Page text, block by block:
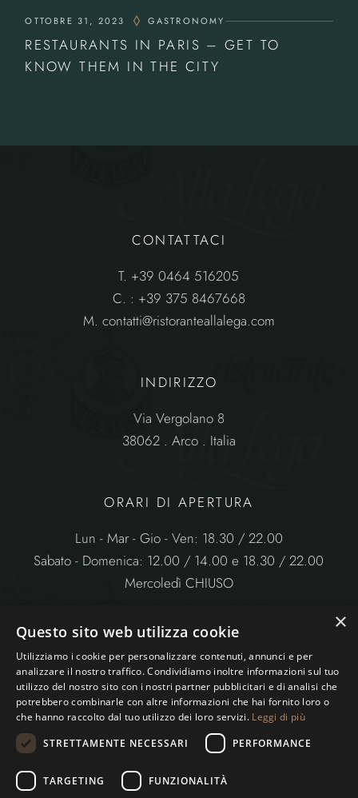
OTTOBRE 31, 2023 GASTRONOMY
RESTAURANTS IN PARIS – GET TO
KNOW THEM IN THE CITY
CONTATTACI
T. +39 0464 516205
C. : +39 375 8467668
M. contatti@ristoranteallalega.com
INDIRIZZO
Via Vergolano 8
38062 . Arco . Italia
ORARI DI APERTURA
Lun - Mar - Gio - Ven: 18.30 / 22.00
Sabato - Domenica: 12.00 / 14.00 e 18.30 / 22.00
Mercoledì CHIUSO
Ristorante Alla Lega – P.IVA 02 77962 0224 |
Privacy Policy
×
Questo sito web utilizza cookie
Utilizziamo i cookie per personalizzare contenuti, annunci e per
analizzare il nostro traffico. Condividiamo inoltre informazioni sul tuo
utilizzo del nostro sito con i nostri partner pubblicitari e di analisi che
potrebbero combinarle con altre informazioni che hai fornito loro o
che hanno raccolto dal tuo utilizzo dei loro servizi. Leggi di più
STRETTAMENTE NECESSARI
PERFORMANCE
TARGETING FUNZIONALITÀ